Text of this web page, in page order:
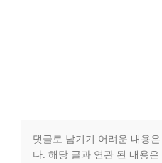
댓글로 남기기 어려운 내용은
다. 해당 글과 연관 된 내용은